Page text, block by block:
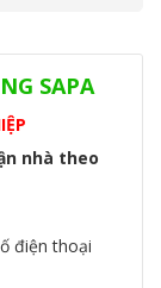
SAPA
nhà theo
điện thoại